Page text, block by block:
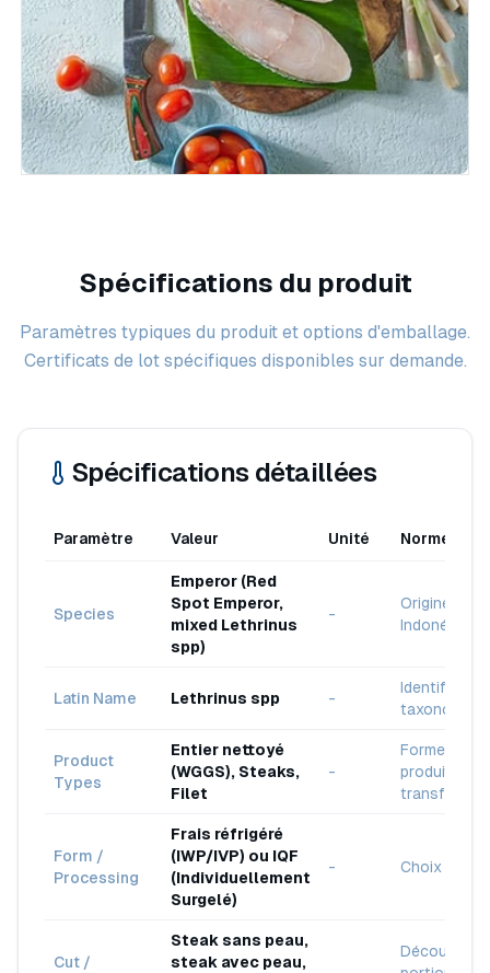
Spécifications du produit
Paramètres typiques du produit et options d'emballage.
Certificats de lot spécifiques disponibles sur demande.
Spécifications détaillées
Paramètre Valeur Unité Norme
Species
Emperor (Red
Spot Emperor,
mixed Lethrinus
spp)
-
Origine
Indonésie
Latin Name Lethrinus spp -
Product
Types
Entier nettoyé
(WGGS), Steaks,
Filet
-
Formes de
produit
transformé
Form /
Processing
Frais réfrigéré
(IWP/IVP) ou IQF
(Individuellement
Surgelé)
- Choix du
Cut /
Steak sans peau,
steak avec peau,
Découpes